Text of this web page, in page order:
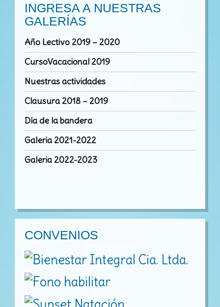
INGRESA A NUESTRAS
GALERÍAS
Año Lectivo 2019 – 2020
CursoVacacional 2019
Nuestras actividades
Clausura 2018 – 2019
Día de la bandera
Galeria 2021-2022
Galeria 2022-2023
CONVENIOS